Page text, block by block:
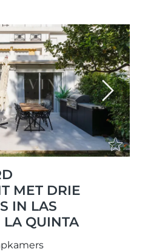
Next
MET DRIE
IN LAS
LA QUINTA